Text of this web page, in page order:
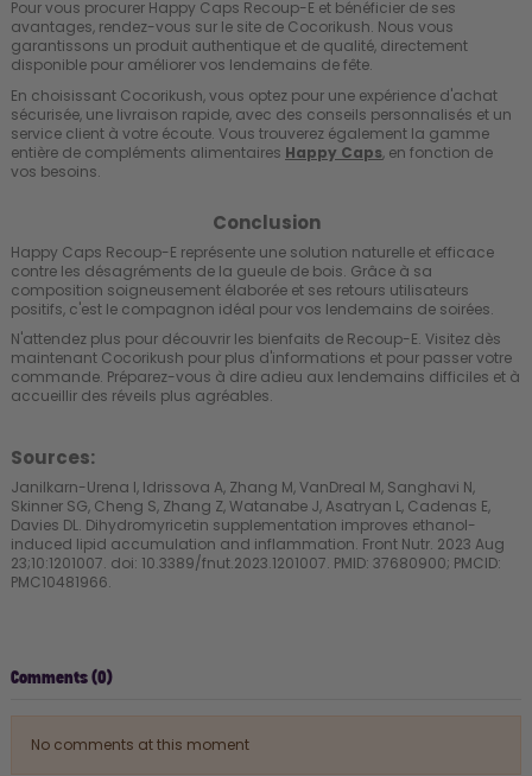
Pour vous procurer Happy Caps Recoup-E et bénéficier de ses
avantages, rendez-vous sur le site de Cocorikush. Nous vous
garantissons un produit authentique et de qualité, directement
disponible pour améliorer vos lendemains de fête.
En choisissant Cocorikush, vous optez pour une expérience d'achat
sécurisée, une livraison rapide, avec des conseils personnalisés et un
service client à votre écoute. Vous trouverez également la gamme
entière de compléments alimentaires Happy Caps, en fonction de
vos besoins.
Conclusion
Happy Caps Recoup-E représente une solution naturelle et efficace
contre les désagréments de la gueule de bois. Grâce à sa
composition soigneusement élaborée et ses retours utilisateurs
positifs, c'est le compagnon idéal pour vos lendemains de soirées.
N'attendez plus pour découvrir les bienfaits de Recoup-E. Visitez dès
maintenant Cocorikush pour plus d'informations et pour passer votre
commande. Préparez-vous à dire adieu aux lendemains difficiles et à
accueillir des réveils plus agréables.
Sources:
Janilkarn-Urena I, Idrissova A, Zhang M, VanDreal M, Sanghavi N,
Skinner SG, Cheng S, Zhang Z, Watanabe J, Asatryan L, Cadenas E,
Davies DL. Dihydromyricetin supplementation improves ethanol-
induced lipid accumulation and inflammation. Front Nutr. 2023 Aug
23;10:1201007. doi: 10.3389/fnut.2023.1201007. PMID: 37680900; PMCID:
PMC10481966.
Comments (0)
No comments at this moment